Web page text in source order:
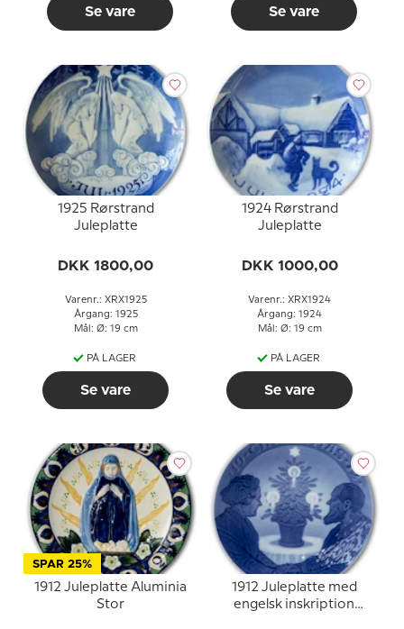
Se vare Se vare
1925 Rørstrand
Juleplatte
DKK 1800,00
Varenr.: XRX1925
Årgang: 1925
Mål: Ø: 19 cm
PÅ LAGER
Se vare
1924 Rørstrand
Juleplatte
DKK 1000,00
Varenr.: XRX1924
Årgang: 1924
Mål: Ø: 19 cm
PÅ LAGER
Se vare
SPAR 25%
1912 Juleplatte Aluminia
Stor
1912 Juleplatte med
engelsk inskription